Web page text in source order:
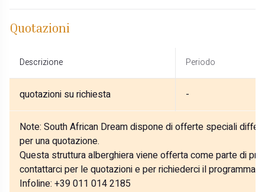
Quotazioni
Descrizione Periodo
quotazioni su richiesta -
Note: South African Dream dispone di offerte speciali
per una quotazione.
Questa struttura alberghiera viene offerta come parte di
contattarci per le quotazioni e per richiederci il programma
Infoline: +39 011 014 2185